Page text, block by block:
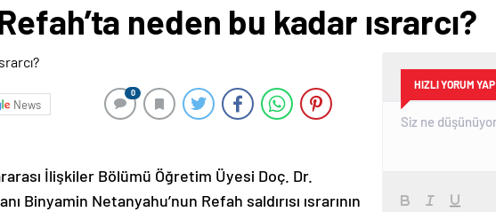
neden bu kadar ısrarcı?
News
0
İlişkiler Bölümü Öğretim Üyesi Doç. Dr.
Binyamin Netanyahu’nun Refah saldırısı ısrarının
HIZLI YORUM YAP